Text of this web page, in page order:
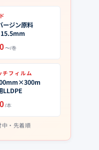
ージン原料
〜/巻
チフィルム
LLDPE
/本
中・先着順